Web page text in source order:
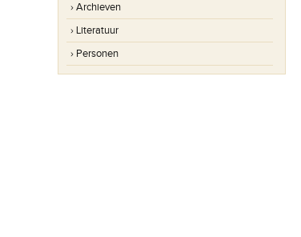
› Archieven
› Literatuur
› Personen